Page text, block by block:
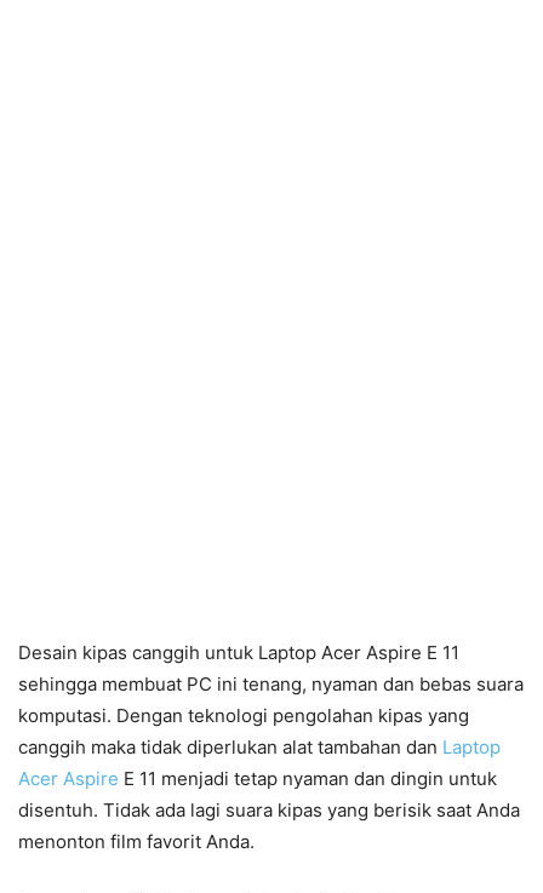
Desain kipas canggih untuk Laptop Acer Aspire E 11
sehingga membuat PC ini tenang, nyaman dan bebas suara
komputasi. Dengan teknologi pengolahan kipas yang
canggih maka tidak diperlukan alat tambahan dan Laptop
Acer Aspire E 11 menjadi tetap nyaman dan dingin untuk
disentuh. Tidak ada lagi suara kipas yang berisik saat Anda
menonton film favorit Anda.